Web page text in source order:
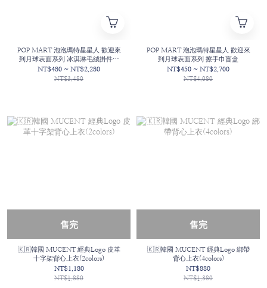
POP MART 泡泡瑪特星星人 歡迎來
到月球表面系列 冰淇淋毛絨掛件盲
盒
NT$480 ~ NT$2,280
NT$3,480
POP MART 泡泡瑪特星星人 歡迎來
到月球表面系列 擦手巾盲盒
NT$450 ~ NT$2,700
NT$4,080
售完
🇰🇷韓國 MUCENT 經典Logo 皮革
十字架背心上衣(2colors)
NT$1,180
NT$1,880
售完
🇰🇷韓國 MUCENT 經典Logo 綁帶
背心上衣(4colors)
NT$880
NT$1,380